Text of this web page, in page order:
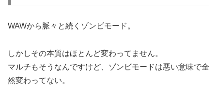
WAWから脈々と続くゾンビモード。
しかしその本質はほとんど変わってません。
マルチもそうなんですけど、ゾンビモードは悪い意味で全
然変わってない。